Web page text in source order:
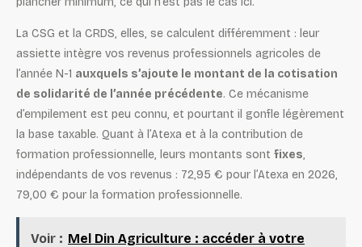
La CSG et la CRDS, elles, se calculent différemment : leur
assiette intègre vos revenus professionnels agricoles de
l’année N-1 auxquels s’ajoute le montant de la cotisation
de solidarité de l’année précédente. Ce mécanisme
d’empilement est peu connu, et pourtant il gonfle légèrement
la base taxable. Quant à l’Atexa et à la contribution de
formation professionnelle, leurs montants sont fixes,
indépendants de vos revenus : 72,95 € pour l’Atexa en 2026,
79,00 € pour la formation professionnelle.
Voir : Mel Din Agriculture : accéder à votre